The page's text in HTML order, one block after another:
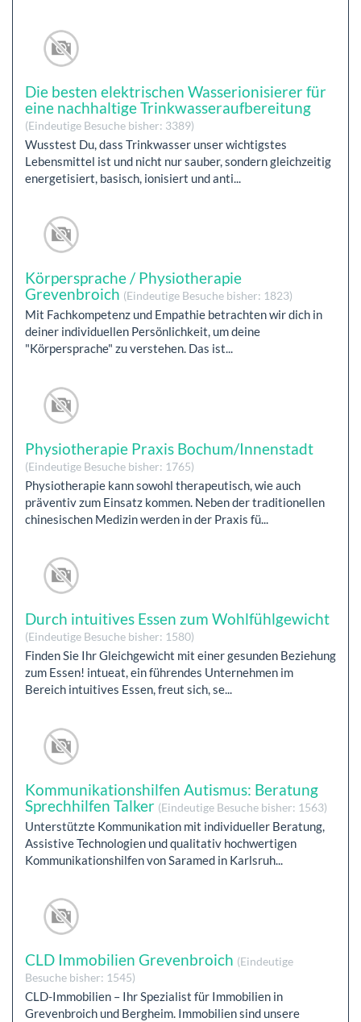
Die besten elektrischen Wasserionisierer für
eine nachhaltige Trinkwasseraufbereitung
(Eindeutige Besuche bisher: 3389)
Wusstest Du, dass Trinkwasser unser wichtigstes
Lebensmittel ist und nicht nur sauber, sondern gleichzeitig
energetisiert, basisch, ionisiert und anti...
Körpersprache / Physiotherapie
Grevenbroich (Eindeutige Besuche bisher: 1823)
Mit Fachkompetenz und Empathie betrachten wir dich in
deiner individuellen Persönlichkeit, um deine
"Körpersprache" zu verstehen. Das ist...
Physiotherapie Praxis Bochum/Innenstadt
(Eindeutige Besuche bisher: 1765)
Physiotherapie kann sowohl therapeutisch, wie auch
präventiv zum Einsatz kommen. Neben der traditionellen
chinesischen Medizin werden in der Praxis fü...
Durch intuitives Essen zum Wohlfühlgewicht
(Eindeutige Besuche bisher: 1580)
Finden Sie Ihr Gleichgewicht mit einer gesunden Beziehung
zum Essen! intueat, ein führendes Unternehmen im
Bereich intuitives Essen, freut sich, se...
Kommunikationshilfen Autismus: Beratung
Sprechhilfen Talker (Eindeutige Besuche bisher: 1563)
Unterstützte Kommunikation mit individueller Beratung,
Assistive Technologien und qualitativ hochwertigen
Kommunikationshilfen von Saramed in Karlsruh...
CLD Immobilien Grevenbroich (Eindeutige
Besuche bisher: 1545)
CLD-Immobilien – Ihr Spezialist für Immobilien in
Grevenbroich und Bergheim. Immobilien sind unsere